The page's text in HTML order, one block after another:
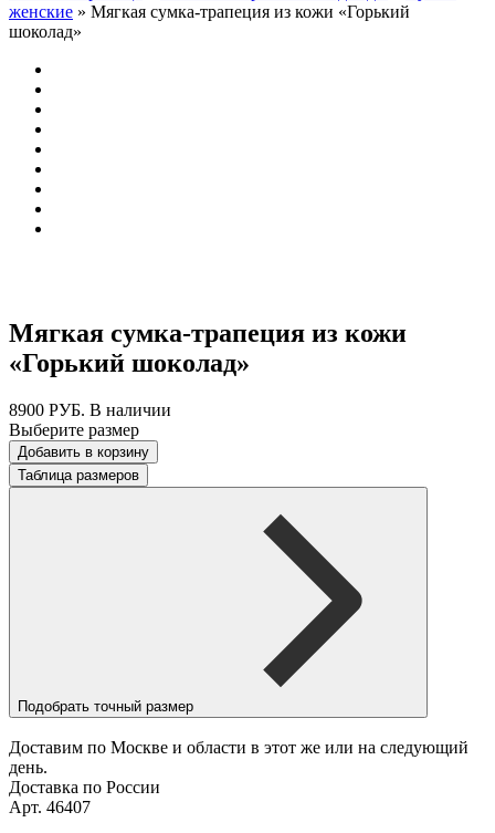
женские » Мягкая сумка-трапеция из кожи «Горький
шоколад»
Мягкая сумка-трапеция из кожи
«Горький шоколад»
8900 РУБ. В наличии
Выберите размер
Добавить в корзину
Таблица размеров
Подобрать точный размер
Доставим по Москве и области в этот же или на следующий
день.
Доставка по России
Арт. 46407